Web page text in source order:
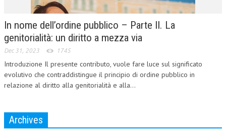
In nome dell’ordine pubblico – Parte II. La
genitorialità: un diritto a mezza via
Dec 31, 2023 1745
Introduzione Il presente contributo, vuole fare luce sul significato
evolutivo che contraddistingue il principio di ordine pubblico in
relazione al diritto alla genitorialità e alla...
Archives